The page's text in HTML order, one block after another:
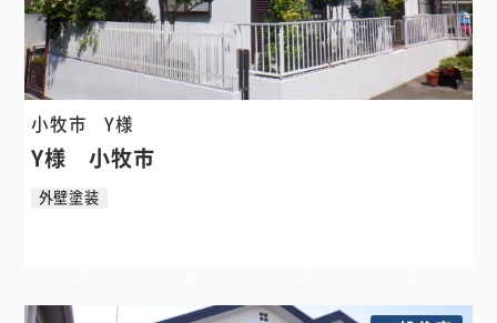
小牧市 Y様
Y様 小牧市
外壁塗装